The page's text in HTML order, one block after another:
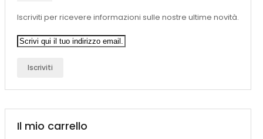
Iscriviti per ricevere informazioni sulle nostre ultime novità.
Iscriviti
Il mio carrello